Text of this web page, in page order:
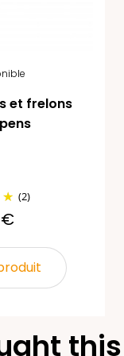
et frelons
(2)
€